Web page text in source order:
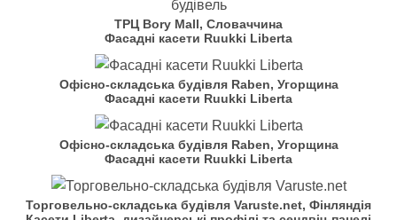
ТРЦ Bory Mall, Словаччина
Фасадні касети Ruukki Liberta
Офісно-складська будівля Raben, Угорщина
Фасадні касети Ruukki Liberta
Офісно-складська будівля Raben, Угорщина
Фасадні касети Ruukki Liberta
Торговельно-складська будівля Varuste.net, Фінляндія